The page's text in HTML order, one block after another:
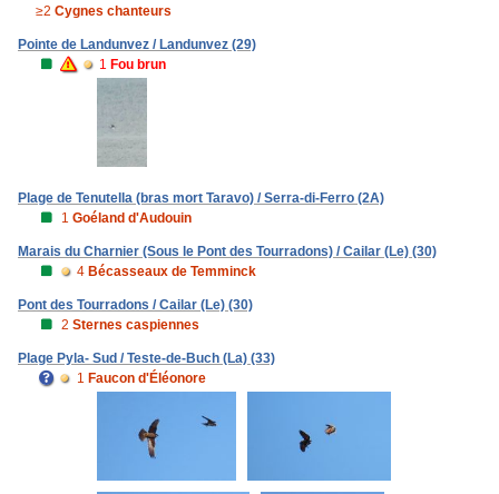
≥2 Cygnes chanteurs
Pointe de Landunvez / Landunvez (29)
1 Fou brun
Plage de Tenutella (bras mort Taravo) / Serra-di-Ferro (2A)
1 Goéland d'Audouin
Marais du Charnier (Sous le Pont des Tourradons) / Cailar (Le) (30)
4 Bécasseaux de Temminck
Pont des Tourradons / Cailar (Le) (30)
2 Sternes caspiennes
Plage Pyla- Sud / Teste-de-Buch (La) (33)
1 Faucon d'Éléonore